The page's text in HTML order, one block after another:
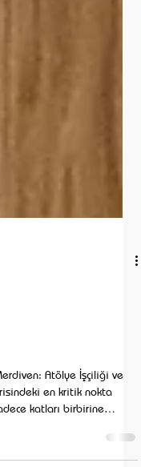
en kritik nokta
katları birbirine